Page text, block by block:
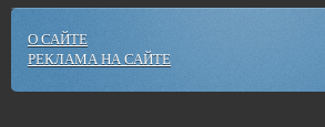
О САЙТЕ
РЕКЛАМА НА САЙТЕ